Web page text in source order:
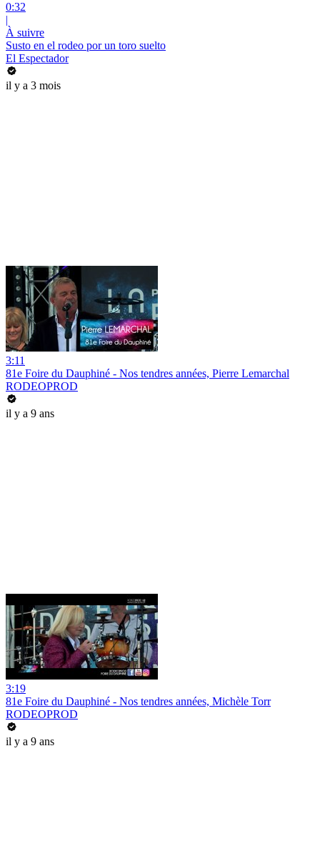
0:32
|
À suivre
Susto en el rodeo por un toro suelto
El Espectador
il y a 3 mois
3:11
81e Foire du Dauphiné - Nos tendres années, Pierre Lemarchal
RODEOPROD
il y a 9 ans
3:19
81e Foire du Dauphiné - Nos tendres années, Michèle Torr
RODEOPROD
il y a 9 ans